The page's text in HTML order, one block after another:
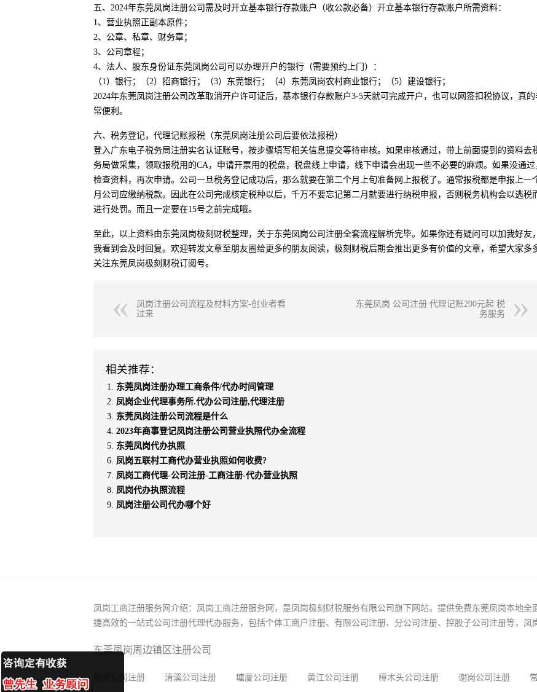
五、2024年东莞凤岗注册公司需及时开立基本银行存款账户（收公款必备）开立基本银行存款账户所需资料：
1、营业执照正副本原件；
2、公章、私章、财务章；
3、公司章程；
4、法人、股东身份证东莞凤岗公司可以办理开户的银行（需要预约上门）：
（1）银行；（2）招商银行；（3）东莞银行；（4）东莞凤岗农村商业银行；（5）建设银行；
2024年东莞凤岗注册公司改革取消开户许可证后，基本银行存款账户3-5天就可完成开户，也可以网签扣税协议，真的
常便利。
六、税务登记，代理记账报税（东莞凤岗注册公司后要依法报税）
登入广东电子税务局注册实名认证账号，按步骤填写相关信息提交等待审核。如果审核通过，带上前面提到的资料去
务局做采集，领取报税用的CA，申请开票用的税盘，税盘线上申请，线下申请会出现一些不必要的麻烦。如果没通过
检查资料，再次申请。公司一旦税务登记成功后，那么就要在第二个月上旬准备网上报税了。通常报税都是申报上一
月公司应缴纳税款。因此在公司完成核定税种以后，千万不要忘记第二月就要进行纳税申报，否则税务机构会以逃税
进行处罚。而且一定要在15号之前完成哦。
至此，以上资料由东莞凤岗极刻财税整理，关于东莞凤岗公司注册全套流程解析完毕。如果你还有疑问可以加我好友，
我看到会及时回复。欢迎转发文章至朋友圈给更多的朋友阅读，极刻财税后期会推出更多有价值的文章，希望大家多
关注东莞凤岗极刻财税订阅号。
凤岗注册公司流程及材料方案-创业者看
过来
东莞凤岗 公司注册 代理记账200元起 税
务服务
相关推荐：
东莞凤岗注册办理工商条件/代办时间管理
凤岗企业代理事务所.代办公司注册,代理注册
东莞凤岗注册公司流程是什么
2023年商事登记凤岗注册公司营业执照代办全流程
东莞凤岗代办执照
凤岗五联村工商代办营业执照如何收费?
凤岗工商代理-公司注册-工商注册-代办营业执照
凤岗代办执照流程
凤岗注册公司代办哪个好
凤岗工商注册服务网介绍：凤岗工商注册服务网，是凤岗极刻财税服务有限公司旗下网站。提供免费东莞凤岗本地
捷高效的一站式公司注册代理代办服务，包括个体工商户注册、有限公司注册、分公司注册、控股子公司注册等，凤
东莞凤岗周边镇区注册公司
凤岗公司注册 清溪公司注册 塘厦公司注册 黄江公司注册 樟木头公司注册 谢岗公司注册